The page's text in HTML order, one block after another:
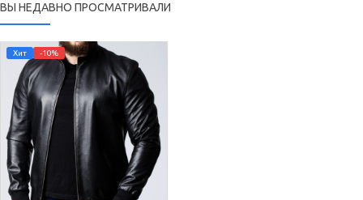
ВЫ НЕДАВНО ПРОСМАТРИВАЛИ
Хит -10%